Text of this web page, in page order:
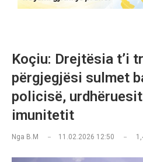
Koçiu: Drejtësia t’i
përgjegjësi sulmet
policisë,
imunitetit
Nga B.M 11.02.2026 12:50